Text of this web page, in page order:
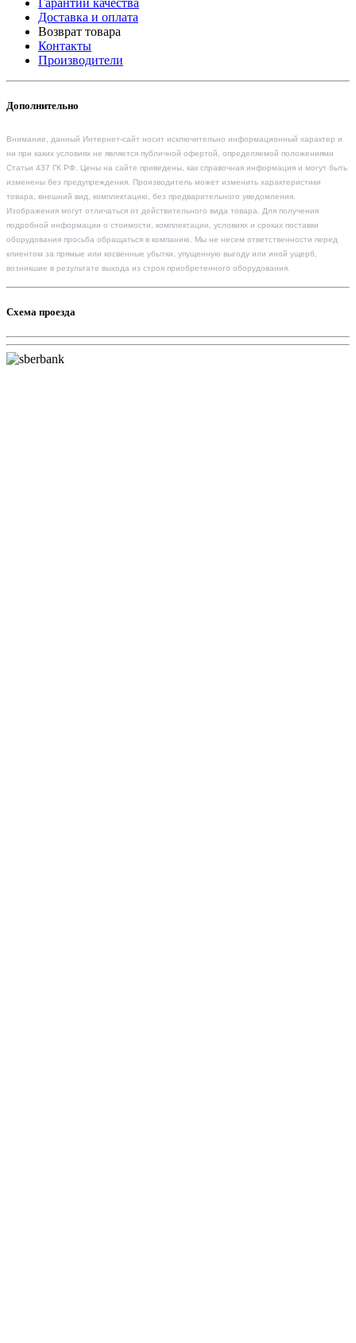
Гарантии качества
Доставка и оплата
Возврат товара
Контакты
Производители
Дополнительно
Внимание, данный Интернет-сайт носит исключительно информационный характер и
ни при каких условиях не является публичной офертой, определяемой положениями
Статьи 437 ГК РФ. Цены на сайте приведены, как справочная информация и могут быть
изменены без предупреждения. Производитель может изменить характеристики
товара, внешний вид, комплектацию, без предварительного уведомления.
Изображения могут отличаться от действительного вида товара. Для получения
подробной информации о стоимости, комплектации, условиях и сроках поставки
оборудования просьба обращаться в компанию. Мы не несем ответственности перед
клиентом за прямые или косвенные убытки, упущенную выгоду или иной ущерб,
возникшие в результате выхода из строя приобретенного оборудования.
Схема проезда